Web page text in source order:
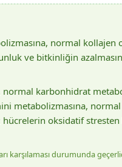
normal kollajen
ve bitkinliğin
karbonhidrat
metabolizmasına,
oksidatif
karşılaması durumunda